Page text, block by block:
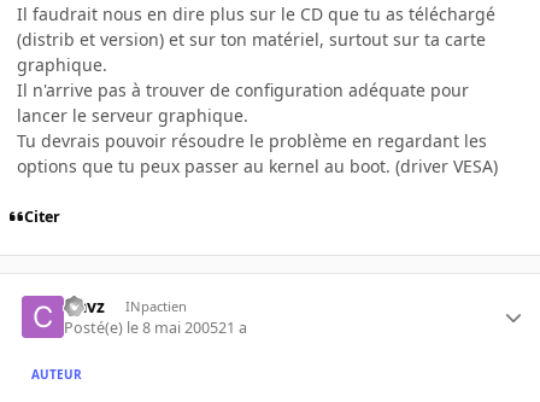
Il faudrait nous en dire plus sur le CD que tu as téléchargé
(distrib et version) et sur ton matériel, surtout sur ta carte
graphique.
Il n'arrive pas à trouver de configuration adéquate pour
lancer le serveur graphique.
Tu devrais pouvoir résoudre le problème en regardant les
options que tu peux passer au kernel au boot. (driver VESA)
Citer
clavz INpactien
Posté(e) le 8 mai 200521 a
AUTEUR